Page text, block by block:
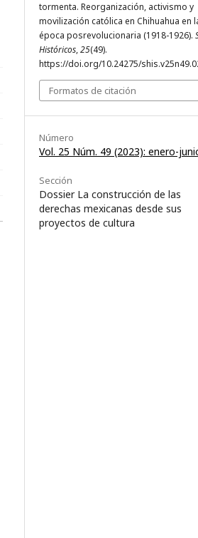
tormenta. Reorganización, activismo y
movilización católica en Chihuahua en
época posrevolucionaria (1918-1926).
Históricos,25(49).
https://doi.org/10.24275/
Formatos de citación
Número
Vol. 25 Núm. 49 (2023): enero-
Sección
Dossier La construcción de las
derechas mexicanas desde sus
proyectos de cultura